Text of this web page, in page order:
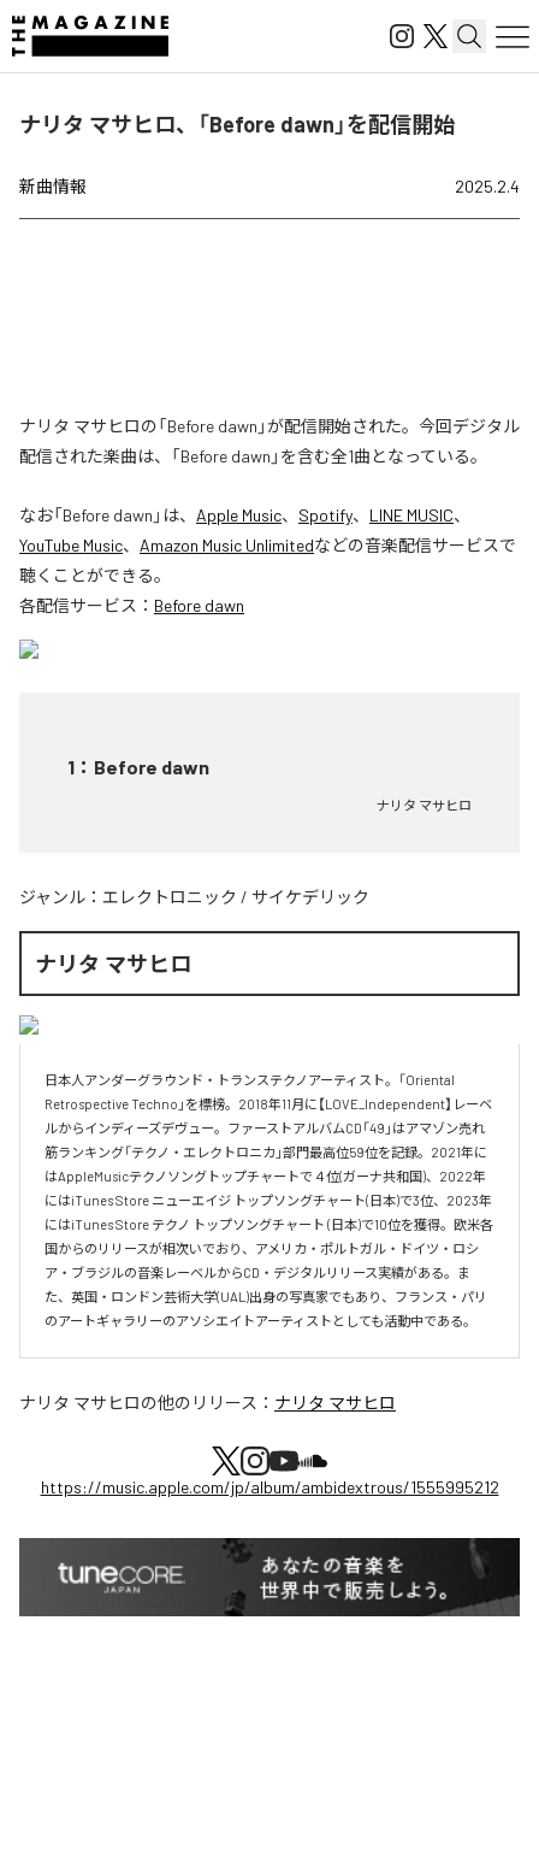
ナリタ マサヒロ、「Before dawn」を配信開始
新曲情報 2025.2.4
ナリタ マサヒロの「Before dawn」が配信開始された。今回デジタル
配信された楽曲は、「Before dawn」を含む全1曲となっている。
なお「Before dawn 」は、 Apple Music、 Spotify、 LINE MUSIC、
YouTube Music、 Amazon Music Unlimitedなどの音楽配信サービスで
聴くことができる。
各配信サービス： Before dawn
1 ： Before dawn
ナリタ マサヒロ
ジャンル： エレクトロニック / サイケデリック
ナリタ マサヒロ
日本人アンダーグラウンド・トランステクノアーティスト。「Oriental
Retrospective Techno」を標榜。2018年11月に【LOVE_Independent】レーベ
ルからインディーズデヴュー。ファーストアルバムCD「49」はアマゾン売れ
筋ランキング「テクノ・エレクトロニカ」部門最高位59位を記録。2021年に
はAppleMusicテクノソングトップチャートで４位(ガーナ共和国)、2022年
にはiTunes Store ニューエイジ トップソングチャート(日本)で3位、2023年
にはiTunes Store テクノ トップソングチャート (日本)で10位を獲得。欧米各
国からのリリースが相次いでおり、アメリカ・ポルトガル・ドイツ・ロシ
ア・ブラジルの音楽レーベルからCD・デジタルリリース実績がある。ま
た、英国・ロンドン芸術大学(UAL)出身の写真家でもあり、フランス・パリ
のアートギャラリーのアソシエイトアーティストとしても活動中である。
ナリタ マサヒロの他のリリース： ナリタ マサヒロ
https://music.apple.com/jp/album/ambidextrous/1555995212